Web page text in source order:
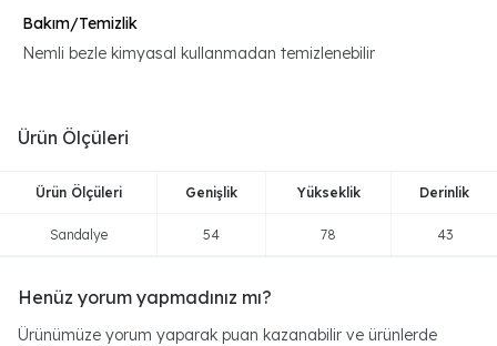
Bakım/Temizlik
Nemli bezle kimyasal kullanmadan temizlenebilir
Ürün Ölçüleri
Ürün Ölçüleri Genişlik Yükseklik Derinlik
Sandalye 54 78 43
Henüz yorum yapmadınız mı?
Ürünümüze yorum yaparak puan kazanabilir ve ürünlerde